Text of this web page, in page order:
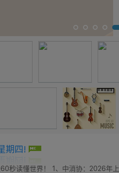
期四!
秒读懂世界！ 1、中消协：2026年